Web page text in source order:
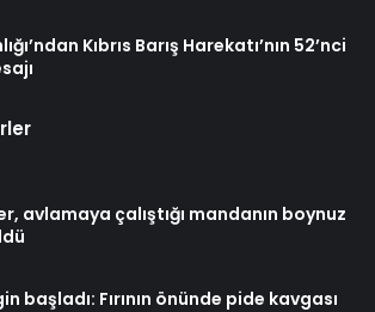
Kıbrıs Barış Harekatı’nın 52’nci
avlamaya çalıştığı mandanın boynuz
başladı: Fırının önünde pide kavgası